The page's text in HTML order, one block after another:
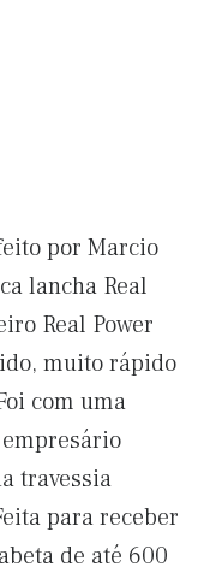
por Marcio
lancha Real
Real Power
muito rápido
com uma
travessia
para receber
de até 600